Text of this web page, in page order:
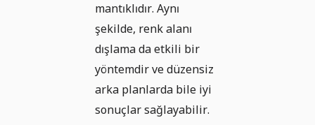
mantıklıdır. Aynı
şekilde, renk alanı
dışlama da etkili bir
yöntemdir ve düzensiz
arka planlarda bile iyi
sonuçlar sağlayabilir.